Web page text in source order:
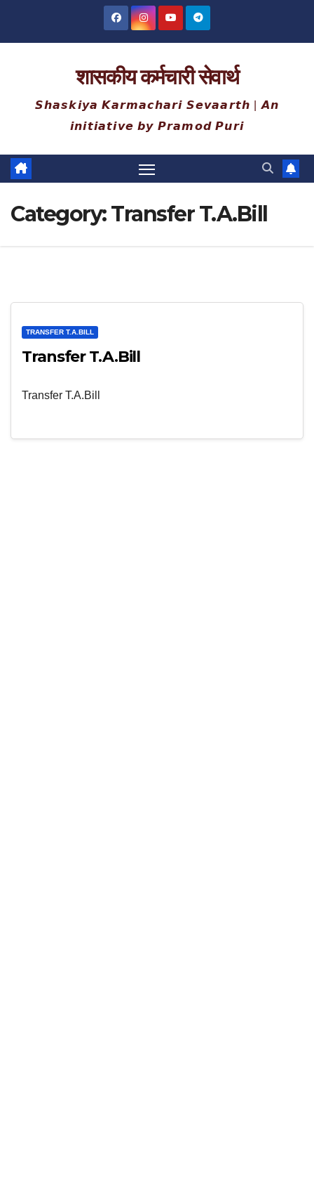
शासकीय कर्मचारी सेवार्थ
𝙎𝙝𝙖𝙨𝙠𝙞𝙮𝙖 𝙆𝙖𝙧𝙢𝙖𝙘𝙝𝙖𝙧𝙞 𝙎𝙚𝙫𝙖𝙖𝙧𝙩𝙝 | 𝘼𝙣
𝙞𝙣𝙞𝙩𝙞𝙖𝙩𝙞𝙫𝙚 𝙗𝙮 𝙋𝙧𝙖𝙢𝙤𝙙 𝙋𝙪𝙧𝙞
Category:Transfer T.A.Bill
TRANSFER T.A.BILL
Transfer T.A.Bill
Transfer T.A.Bill